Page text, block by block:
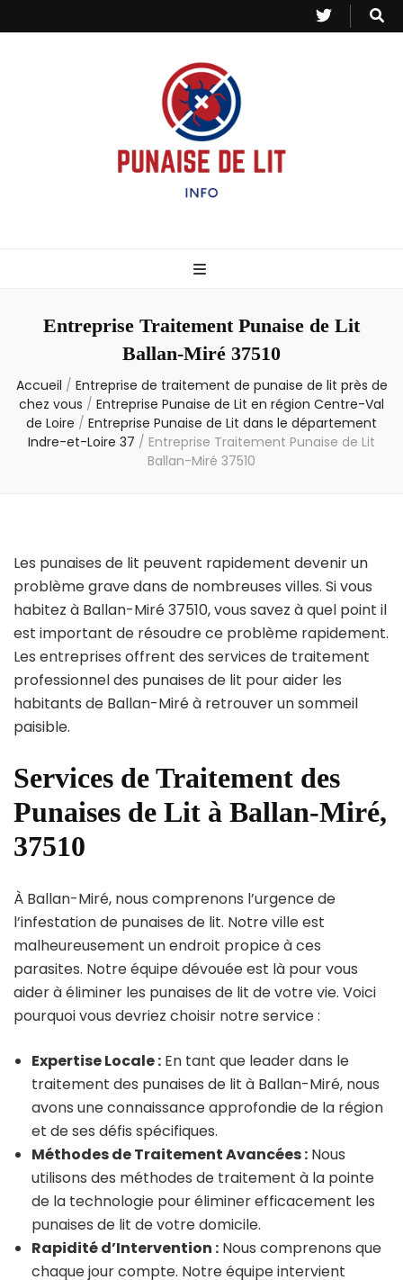
– Info
Entreprise Traitement Punaise de Lit
Ballan-Miré 37510
Accueil / Entreprise de traitement de punaise de lit près de
chez vous / Entreprise Punaise de Lit en région Centre-Val
de Loire / Entreprise Punaise de Lit dans le département
Indre-et-Loire 37 / Entreprise Traitement Punaise de Lit
Ballan-Miré 37510
Les punaises de lit peuvent rapidement devenir un
problème grave dans de nombreuses villes. Si vous
habitez à Ballan-Miré 37510, vous savez à quel point il
est important de résoudre ce problème rapidement.
Les entreprises offrent des services de traitement
professionnel des punaises de lit pour aider les
habitants de Ballan-Miré à retrouver un sommeil
paisible.
Services de Traitement des
Punaises de Lit à Ballan-Miré,
37510
À Ballan-Miré, nous comprenons l’urgence de
l’infestation de punaises de lit. Notre ville est
malheureusement un endroit propice à ces
parasites. Notre équipe dévouée est là pour vous
aider à éliminer les punaises de lit de votre vie. Voici
pourquoi vous devriez choisir notre service :
Expertise Locale : En tant que leader dans le
traitement des punaises de lit à Ballan-Miré, nous
avons une connaissance approfondie de la région
et de ses défis spécifiques.
Méthodes de Traitement Avancées : Nous
utilisons des méthodes de traitement à la pointe
de la technologie pour éliminer efficacement les
punaises de lit de votre domicile.
Rapidité d’Intervention : Nous comprenons que
chaque jour compte. Notre équipe intervient